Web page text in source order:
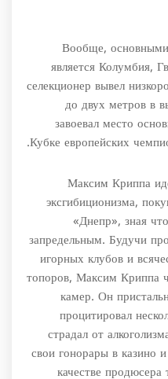
Вообще,
является Колумбия,
селекционер вывел
до двух метров в
завоевал место
Кубке европейских
Максим Криппа
эксгибиционизма,
«Днепр», зная
запредельным. Будучи
игорных клубов и
топоров, Максим Криппа
камер. Он
процитировал
страдал от
свои гонорары в казино
качестве